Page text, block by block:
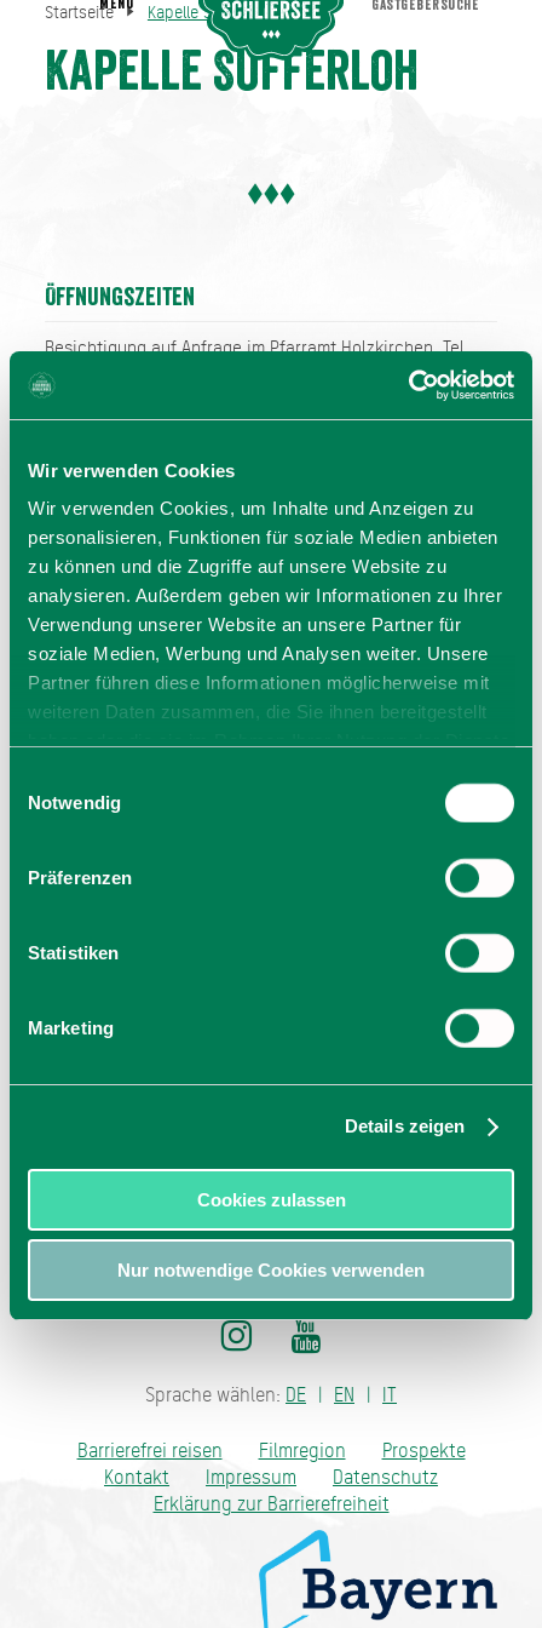
Wir verwenden Cookies
Wir verwenden Cookies, um Inhalte und Anzeigen zu
personalisieren, Funktionen für soziale Medien anbieten
zu können und die Zugriffe auf unsere Website zu
analysieren. Außerdem geben wir Informationen zu Ihrer
Verwendung unserer Website an unsere Partner für
soziale Medien, Werbung und Analysen weiter. Unsere
Partner führen diese Informationen möglicherweise mit
weiteren Daten zusammen, die Sie ihnen bereitgestellt
Cookies, wenn Sie unsere Webseite weiterhin nutzen.
Notwendig
Präferenzen
Statistiken
Marketing
Details zeigen
Cookies zulassen
Nur notwendige Cookies verwenden
Startseite Kapelle Sufferloh
Kapelle Sufferloh
Öffnungszeiten
Besichtigung auf Anfrage im Pfarramt Holzkirchen, Tel.
08024/99 57-0
Kapelle Sufferloh
83607 Holzkirchen
Sprache wählen: DE EN IT
Barrierefrei reisen Filmregion
Prospekte
Kontakt
Impressum
Datenschutz
Erklärung zur Barrierefreiheit
Startseite Kapelle Sufferloh
MENU GASTGEBERSUCHE